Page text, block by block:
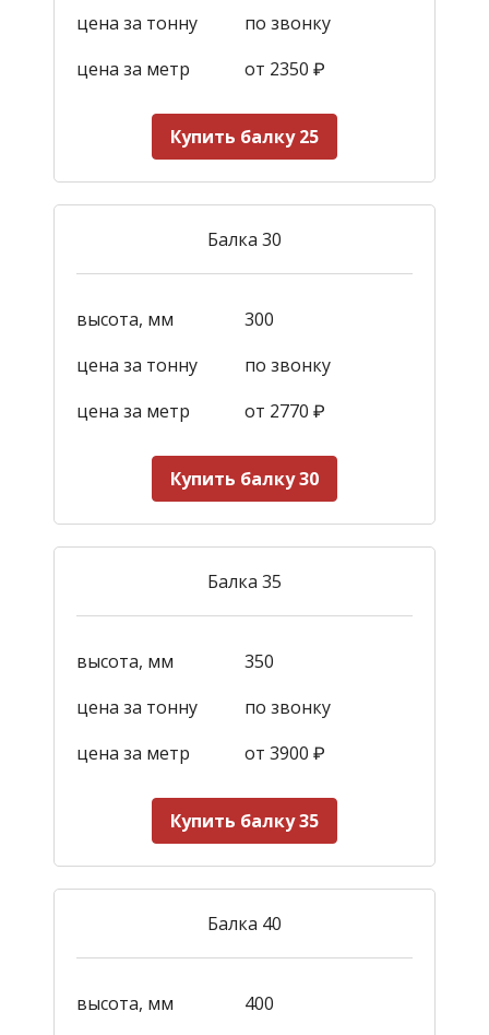
цена за тонну
по звонку
цена за метр
от 2350 ₽
Купить балку 25
Балка 30
высота, мм
300
цена за тонну
по звонку
цена за метр
от 2770 ₽
Купить балку 30
Балка 35
высота, мм
350
цена за тонну
по звонку
цена за метр
от 3900 ₽
Купить балку 35
Балка 40
высота, мм 400